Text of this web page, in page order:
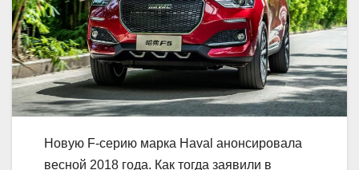
Новую F-серию марка Haval анонсировала
весной 2018 года. Как тогда заявили в